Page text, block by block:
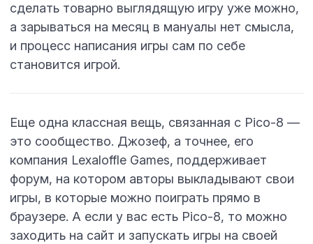
сделать товарно выглядящую игру уже можно,
а зарываться на месяц в мануалы нет смысла,
и процесс написания игры сам по себе
становится игрой.
Еще одна классная вещь, связанная с Pico-8 —
это сообщество. Джозеф, а точнее, его
компания Lexaloffle Games, поддерживает
форум, на котором авторы выкладывают свои
игры, в которые можно поиграть прямо в
браузере. А если у вас есть Pico-8, то можно
заходить на сайт и запускать игры на своей